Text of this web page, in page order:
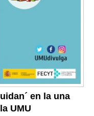
en la una
UMU